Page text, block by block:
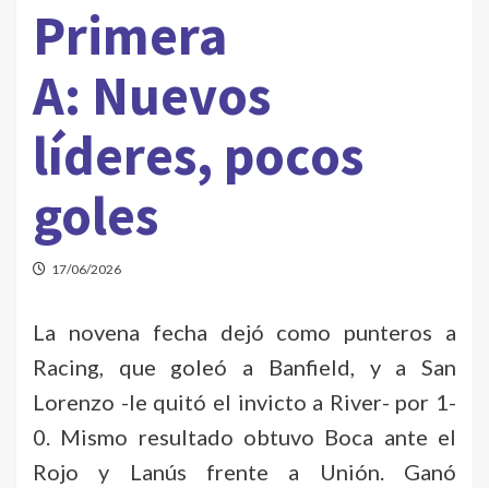
Primera
A: Nuevos
líderes, pocos
goles
17/06/2026
La novena fecha dejó como punteros a
Racing, que goleó a Banfield, y a San
Lorenzo -le quitó el invicto a River- por 1-
0. Mismo resultado obtuvo Boca ante el
Rojo y Lanús frente a Unión. Ganó